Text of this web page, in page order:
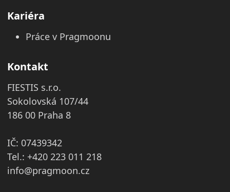
Kariéra
Práce v Pragmoonu
Kontakt
FIESTIS s.r.o.
Sokolovská 107/44
186 00 Praha 8
IČ: 07439342
Tel.: +420 223 011 218
info@pragmoon.cz